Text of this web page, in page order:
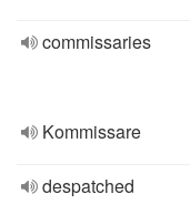
commissaries
Kommissare
despatched